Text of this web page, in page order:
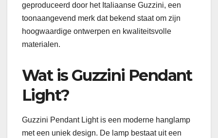
geproduceerd door het Italiaanse Guzzini, een
toonaangevend merk dat bekend staat om zijn
hoogwaardige ontwerpen en kwaliteitsvolle
materialen.
Wat is Guzzini Pendant
Light?
Guzzini Pendant Light is een moderne hanglamp
met een uniek design. De lamp bestaat uit een